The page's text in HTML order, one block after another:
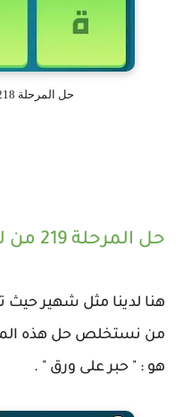
حل المرحلة 218 من لعبة كلمات كراش
حل المرحلة 219 من لعبة كلمات كراش :
هنا لدينا مثل شهير حيث
من نستخلص حل هذه
هو : " حبر على ورق " .